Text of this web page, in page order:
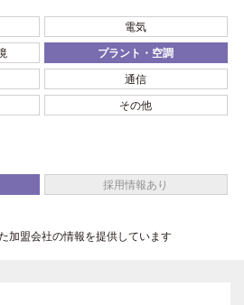
電気
プラント・空調
通信
その他
採用情報あり
加盟会社の情報を提供しています